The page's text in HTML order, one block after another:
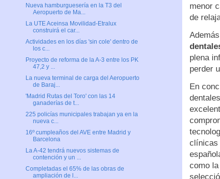
menor
de
plena
perder
En
clínicas
como
Nueva hamburguesería en la T3 del
Aeropuerto de Ma...
La UTE Aceinsa Movilidad-Etralux
construirá el car...
Actividades en los días 'sin cole' dentro de
los c...
Proyecto de reforma de la A-3 entre los PK
47,2 y ...
La nueva terminal de carga del Aeropuerto
de Baraj...
'Madrid Rutas del Toro' con las 14
ganaderías de t...
225 policías municipales trabajan ya en la
nueva c...
16º cumpleaños del AVE entre Madrid y
Barcelona
La A-42 tendrá nuevos sistemas de
contención y un ...
Completadas el 65% de las obras de
ampliación de l...